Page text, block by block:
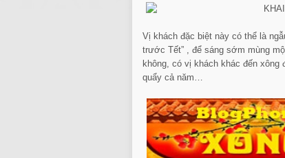
Vị khách đặc biệt này có thể là
trước Tết” , để sáng sớm mùng
không, có vị khách khác đến
quẩy cả năm…